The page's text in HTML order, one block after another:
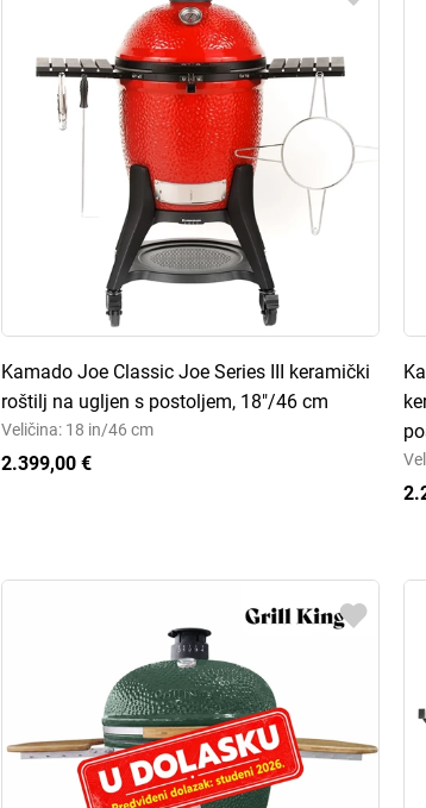
Kamado Joe Classic Joe Series III keramički
roštilj na ugljen s postoljem, 18"/46 cm
Veličina: 18 in/46 cm
2.399,00 €